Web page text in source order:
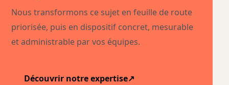
Nous transformons ce sujet en feuille de route
priorisée, puis en dispositif concret, mesurable
et administrable par vos équipes.
Découvrir notre expertise↗